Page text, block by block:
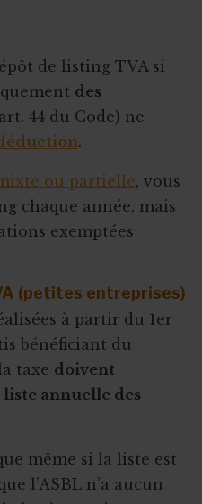
de listing TVA si
des
44 du Code) ne
.
ou partielle, vous
chaque année, mais
exemptées
(petites entreprises)
à partir du 1er
bénéficiant du
taxe doivent
annuelle des
même si la liste est
l’ASBL n’a aucun